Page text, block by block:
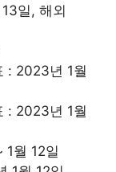
일, 해외
: 2023년 1월
: 2023년 1월
1월 12일